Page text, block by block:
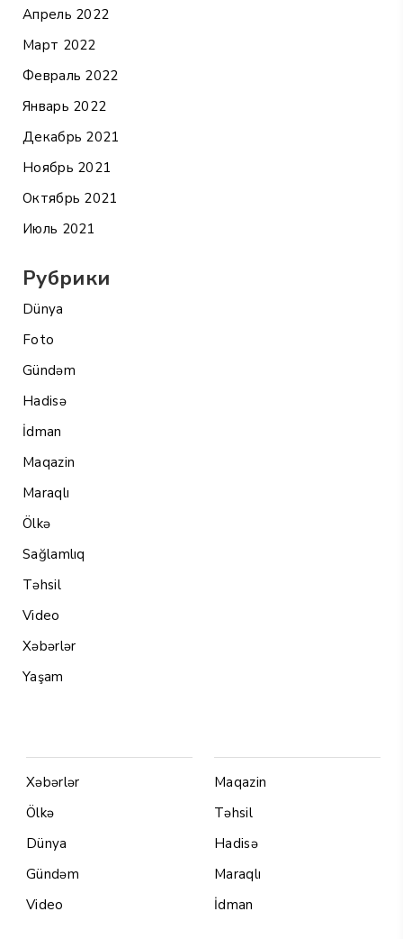
Апрель 2022
Март 2022
Февраль 2022
Январь 2022
Декабрь 2021
Ноябрь 2021
Октябрь 2021
Июль 2021
Рубрики
Dünya
Foto
Gündəm
Hadisə
İdman
Maqazin
Maraqlı
Ölkə
Sağlamlıq
Təhsil
Video
Xəbərlər
Yaşam
Xəbərlər
Ölkə
Dünya
Gündəm
Video
Maqazin
Təhsil
Hadisə
Maraqlı
İdman